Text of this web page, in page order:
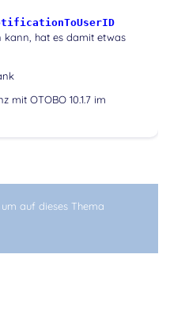
kann, hat es damit etwas
mit OTOBO 10.1.7 im
auf dieses Thema